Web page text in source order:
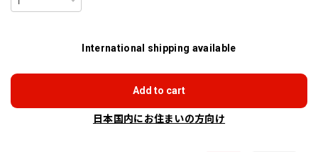
International shipping available
Add to cart
日本国内にお住まいの方向け